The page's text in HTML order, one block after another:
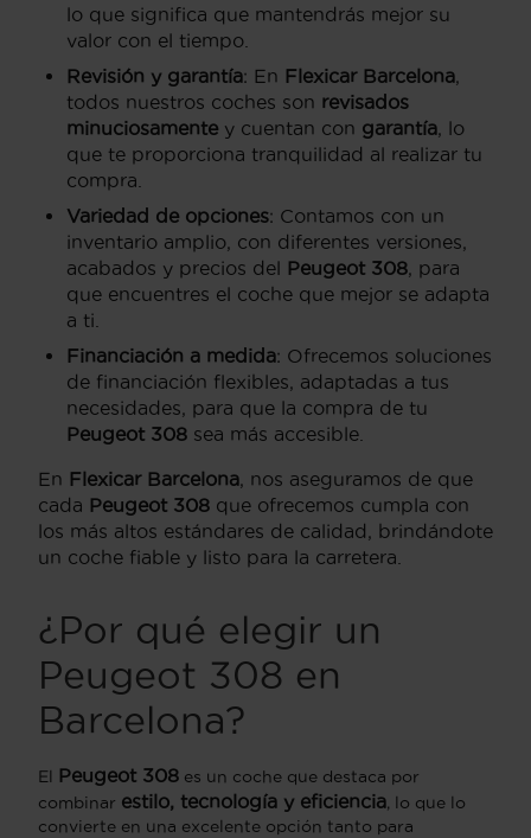
lo que significa que mantendrás mejor su
valor con el tiempo.
Revisión y garantía: En Flexicar Barcelona
todos nuestros coches son revisados
minuciosamente y cuentan con garantía , lo
que te proporciona tranquilidad al realizar tu
compra.
Variedad de opciones: Contamos con un
inventario amplio, con diferentes versiones,
acabados y precios del Peugeot 308 , para
que encuentres el coche que mejor se adapta
a ti.
Financiación a medida: Ofrecemos soluciones
de financiación flexibles, adaptadas a tus
necesidades, para que la compra de tu
Peugeot 308 sea más accesible.
En Flexicar Barcelona , nos aseguramos de que
cada Peugeot 308 que ofrecemos cumpla con
los más altos estándares de calidad, brindándote
un coche fiable y listo para la carretera.
¿Por qué elegir un
Peugeot 308 en
Barcelona?
El Peugeot 308 es un coche que destaca por
combinar estilo, tecnología y eficiencia, lo que lo
convierte en una excelente opción tanto para